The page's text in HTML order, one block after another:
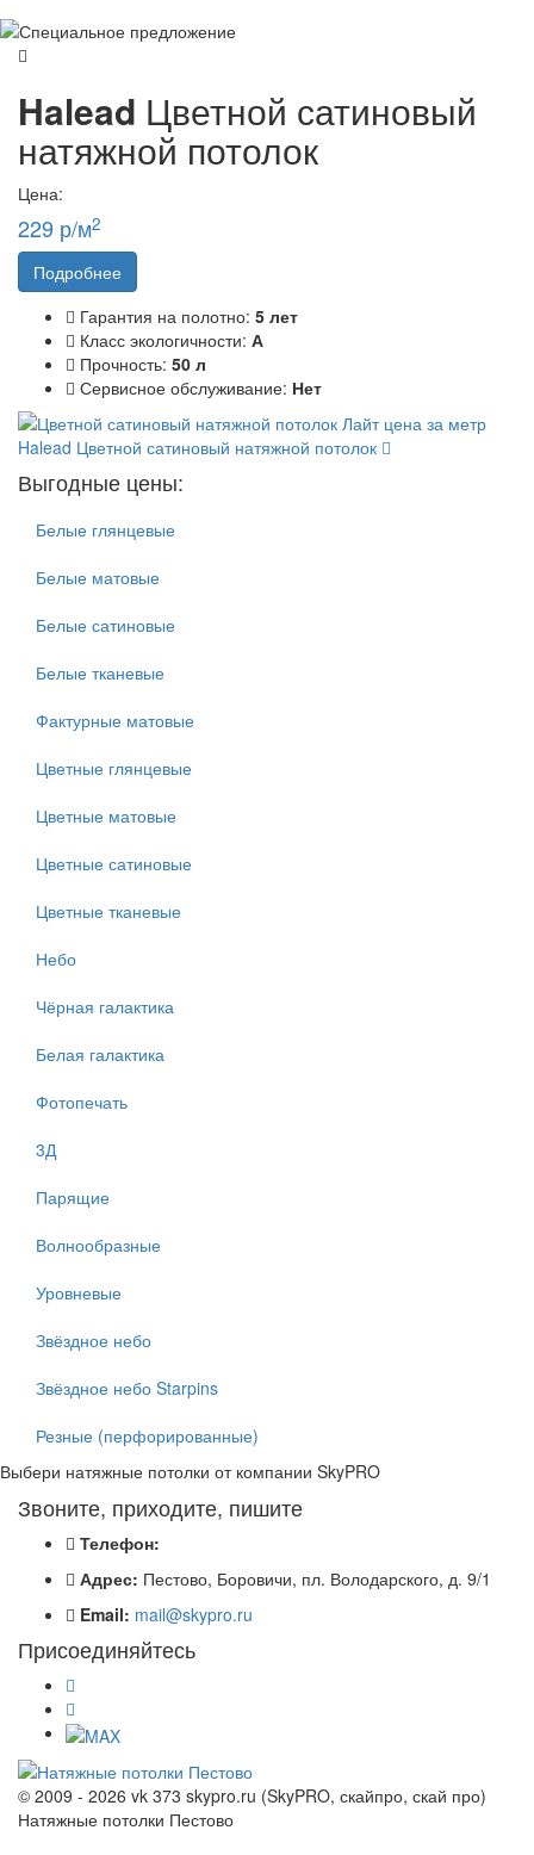
Halead Цветной сатиновый
натяжной потолок
Цена:
229 р/м2
Подробнее
Гарантия на полотно: 5 лет
Класс экологичности: А
Прочность: 50 л
Сервисное обслуживание: Нет
Halead Цветной сатиновый натяжной потолок
Выгодные цены:
Белые глянцевые
Белые матовые
Белые сатиновые
Белые тканевые
Фактурные матовые
Цветные глянцевые
Цветные матовые
Цветные сатиновые
Цветные тканевые
Небо
Чёрная галактика
Белая галактика
Фотопечать
3Д
Парящие
Волнообразные
Уровневые
Звёздное небо
Звёздное небо Starpins
Резные (перфорированные)
Выбери натяжные потолки от компании SkyPRO
Звоните, приходите, пишите
Телефон:
Адрес: Пестово, Боровичи, пл. Володарского, д. 9/1
Email: mail@skypro.ru
Присоединяйтесь
© 2009 - 2026 vk 373 skypro.ru (SkyPRO, скайпро, скай про)
Натяжные потолки Пестово